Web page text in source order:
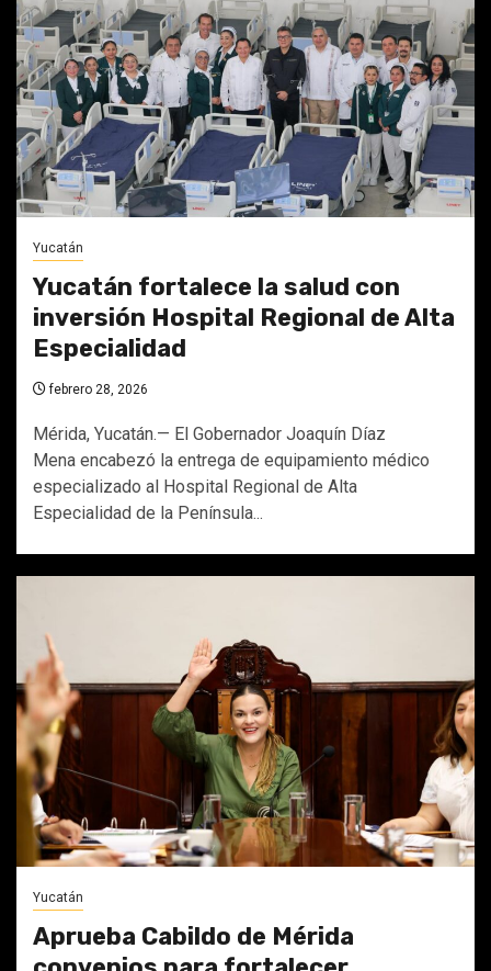
Yucatán
Yucatán fortalece la salud con
inversión Hospital Regional de Alta
Especialidad
febrero 28, 2026
Mérida, Yucatán.— El Gobernador Joaquín Díaz
Mena encabezó la entrega de equipamiento médico
especializado al Hospital Regional de Alta
Especialidad de la Península...
Yucatán
Aprueba Cabildo de Mérida